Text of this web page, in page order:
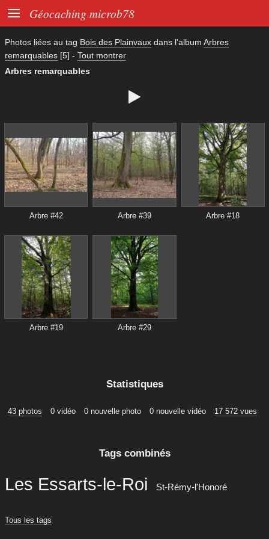
 Géocaching microb78
Photos liées au tag Bois des Plainvaux dans l'album Arbres
remarquables [5] - Tout montrer
Arbres remarquables

Arbre #42 Arbre #39 Arbre #18
Arbre #19 Arbre #29
Statistiques
43 photos 0 vidéo 0 nouvelle photo 0 nouvelle vidéo 17 572 vues
Tags combinés
Les Essarts-le-Roi St-Rémy-l'Honoré
Tous les tags